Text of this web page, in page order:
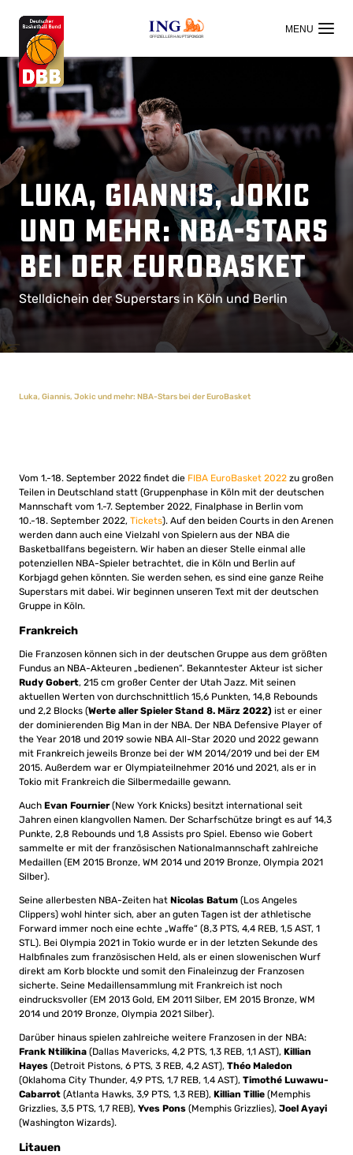
OFFIZIELLER HAUPTSPONSOR
Luka, Giannis, Jokic
und mehr: NBA-Stars
bei der EuroBasket
Stelldichein der Superstars in Köln und Berlin
Luka, Giannis, Jokic und mehr: NBA-Stars bei der EuroBasket
Vom 1.-18. September 2022 findet die FIBA EuroBasket 2022 zu großen
Teilen in Deutschland statt (Gruppenphase in Köln mit der deutschen
Mannschaft vom 1.-7. September 2022, Finalphase in Berlin vom
10.-18. September 2022, Tickets). Auf den beiden Courts in den Arenen
werden dann auch eine Vielzahl von Spielern aus der NBA die
Basketballfans begeistern. Wir haben an dieser Stelle einmal alle
potenziellen NBA-Spieler betrachtet, die in Köln und Berlin auf
Korbjagd gehen könnten. Sie werden sehen, es sind eine ganze Reihe
Superstars mit dabei. Wir beginnen unseren Text mit der deutschen
Gruppe in Köln.
Frankreich
Die Franzosen können sich in der deutschen Gruppe aus dem größten
Fundus an NBA-Akteuren „bedienen“. Bekanntester Akteur ist sicher
Rudy Gobert, 215 cm großer Center der Utah Jazz. Mit seinen
aktuellen Werten von durchschnittlich 15,6 Punkten, 14,8 Rebounds
und 2,2 Blocks (Werte aller Spieler Stand 8. März 2022) ist er einer
der dominierenden Big Man in der NBA. Der NBA Defensive Player of
the Year 2018 und 2019 sowie NBA All-Star 2020 und 2022 gewann
mit Frankreich jeweils Bronze bei der WM 2014/2019 und bei der EM
2015. Außerdem war er Olympiateilnehmer 2016 und 2021, als er in
Tokio mit Frankreich die Silbermedaille gewann.
Auch Evan Fournier(New York Knicks) besitzt international seit
Jahren einen klangvollen Namen. Der Scharfschütze bringt es auf 14,3
Punkte, 2,8 Rebounds und 1,8 Assists pro Spiel. Ebenso wie Gobert
sammelte er mit der französischen Nationalmannschaft zahlreiche
Medaillen (EM 2015 Bronze, WM 2014 und 2019 Bronze, Olympia 2021
Silber).
Seine allerbesten NBA-Zeiten hat Nicolas Batum (Los Angeles
Clippers) wohl hinter sich, aber an guten Tagen ist der athletische
Forward immer noch eine echte „Waffe“ (8,3 PTS, 4,4 REB, 1,5 AST, 1
STL). Bei Olympia 2021 in Tokio wurde er in der letzten Sekunde des
Halbfinales zum französischen Held, als er einen slowenischen Wurf
direkt am Korb blockte und somit den Finaleinzug der Franzosen
sicherte. Seine Medaillensammlung mit Frankreich ist noch
eindrucksvoller (EM 2013 Gold, EM 2011 Silber, EM 2015 Bronze, WM
2014 und 2019 Bronze, Olympia 2021 Silber).
Darüber hinaus spielen zahlreiche weitere Franzosen in der NBA:
Frank Ntilikina (Dallas Mavericks, 4,2 PTS, 1,3 REB, 1,1 AST), Killian
Hayes (Detroit Pistons, 6 PTS, 3 REB, 4,2 AST), Théo Maledon
(Oklahoma City Thunder, 4,9 PTS, 1,7 REB, 1,4 AST), Timothé Luwawu-
Cabarrot (Atlanta Hawks, 3,9 PTS, 1,3 REB), Killian Tillie (Memphis
Grizzlies, 3,5 PTS, 1,7 REB), Yves Pons (Memphis Grizzlies), Joel Ayayi
(Washington Wizards).
Litauen